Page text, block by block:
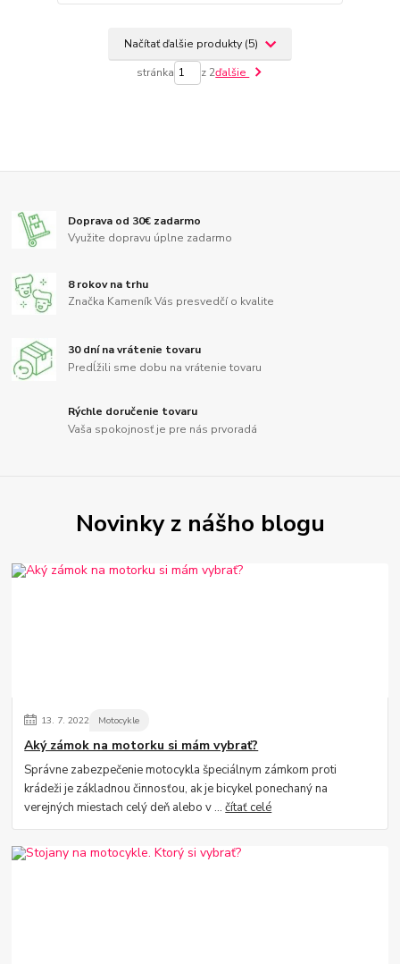
Načítať ďalšie produkty (5)
stránka z 2ďalšie
Doprava od 30€ zadarmo
Využite dopravu úplne zadarmo
8 rokov na trhu
Značka Kameník Vás presvedčí o kvalite
30 dní na vrátenie tovaru
Predĺžili sme dobu na vrátenie tovaru
Rýchle doručenie tovaru
Vaša spokojnosť je pre nás prvoradá
Novinky z nášho blogu
13. 7. 2022 Motocykle
Aký zámok na motorku si mám vybrať?
Správne zabezpečenie motocykla špeciálnym zámkom proti
krádeži je základnou činnosťou, ak je bicykel ponechaný na
verejných miestach celý deň alebo v ...čítať celé